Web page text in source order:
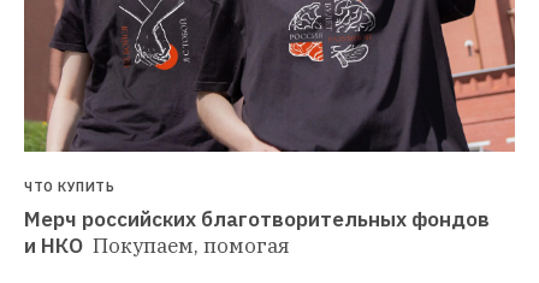
ЧТО КУПИТЬ
Мерч российских благотворительных фондов
и НКО Покупаем, помогая